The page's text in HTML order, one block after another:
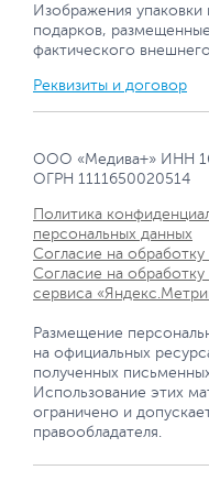
Изображения
подарков,
фактического
Реквизиты и договор
ООО «Медива+» ИНН
ОГРН 1111650020514
Политика
персональных данных
Согласие на
Согласие на
сервиса
Размещение
на официальных
полученных
Использование этих
ограничено и
правообладателя.